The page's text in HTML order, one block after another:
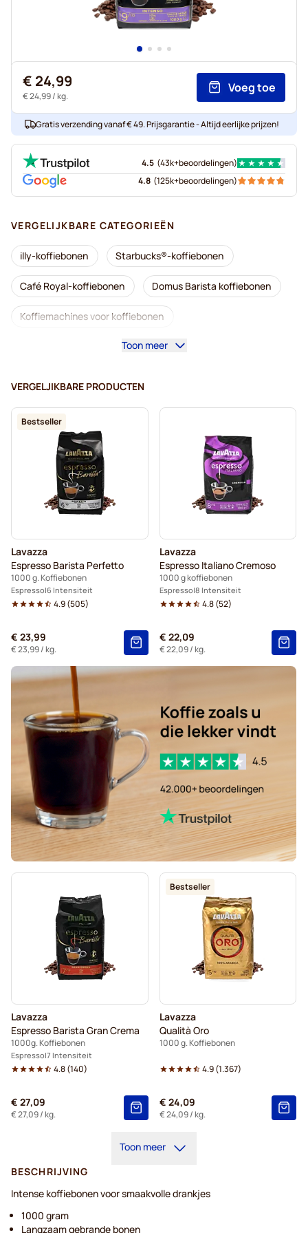
€ 24,99
€ 24,99/ kg.
Voeg toe
Gratis verzending vanaf € 49. Prijsgarantie - Altijd eerlijke prijzen!
4.5 (43k+beoordelingen)
4.8 (125k+beoordelingen)
VERGELIJKBARE CATEGORIEËN
illy-koffiebonen Starbucks®-koffiebonen
Café Royal-koffiebonen Domus Barista koffiebonen
Koffiemachines voor koffiebonen
Cafeïnevrije koffiebonen L'OR-koffiebonen
Garibaldi-koffiebonen
Tonino Lamborghini-koffiebonen Gimoka-koffiebonen
Lavazza-koffiebonen Lavazza hele koffiebonen
Koffiebonen Kaffekapslen koffiebonen
Toon meer
VERGELJIKBARE PRODUCTEN
Bestseller
Lavazza
Espresso Barista Perfetto
1000 g. Koffiebonen
Espresso 6 Intensiteit
4.9(505)
€ 23,99
€ 23,99/ kg.
Lavazza
Espresso Italiano Cremoso
1000 g koffiebonen
Espresso 8 Intensiteit
4.8(52)
€ 22,09
€ 22,09/ kg.
Lavazza
Espresso Barista Gran Crema
1000g. Koffiebonen
Espresso 7 Intensiteit
4.8(140)
€ 27,09
€ 27,09/ kg.
Bestseller
Lavazza
Qualità Oro
1000 g. Koffiebonen
4.9(1.367)
€ 24,09
€ 24,09/ kg.
Toon meer
BESCHRIJVING
Intense koffiebonen voor smaakvolle drankjes
1000 gram
Langzaam gebrande bonen